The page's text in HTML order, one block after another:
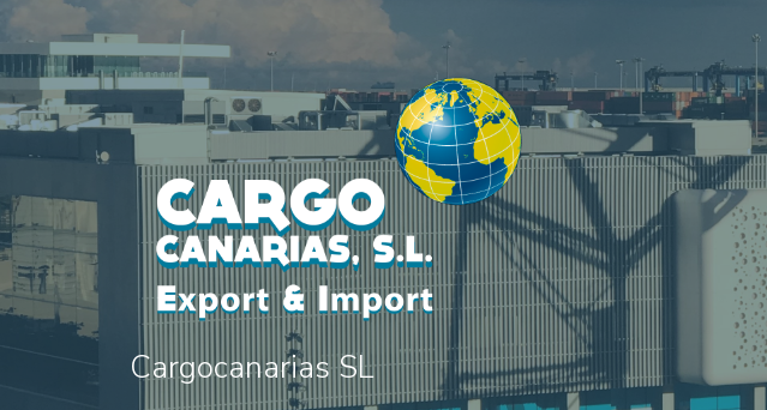
Cargocanarias SL